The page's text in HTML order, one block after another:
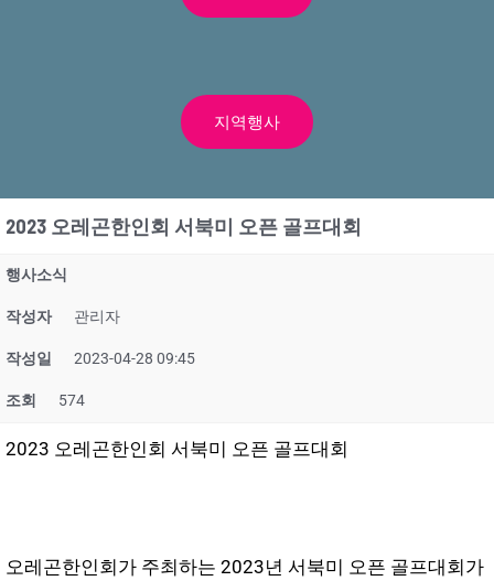
지역행사
2023 오레곤한인회 서북미 오픈 골프대회
행사소식
작성자 관리자
작성일 2023-04-28 09:45
조회 574
2023 오레곤한인회 서북미 오픈 골프대회
오레곤한인회가 주최하는 2023년 서북미 오픈 골프대회가